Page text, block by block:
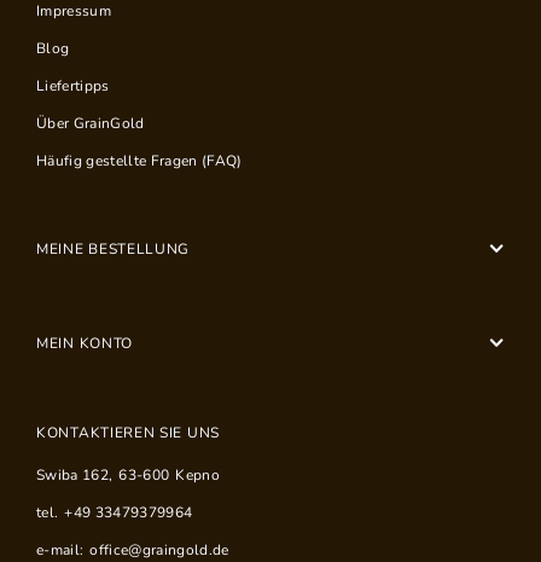
Impressum
Blog
Liefertipps
Über GrainGold
Häufig gestellte Fragen (FAQ)
MEINE BESTELLUNG
MEIN KONTO
KONTAKTIEREN SIE UNS
Swiba 162, 63-600 Kepno
tel. +49 33479379964
e-mail: office@graingold.de